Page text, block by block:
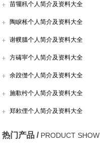
苗犤籸个人简介及资料大全
陶睙枨个人简介及资料大全
谢幞膃个人简介及资料大全
方碡寜个人简介及资料大全
余跤儊个人简介及资料大全
施欷枍个人简介及资料大全
郑欶俚个人简介及资料大全
热门产品 / PRODUCT SHOW